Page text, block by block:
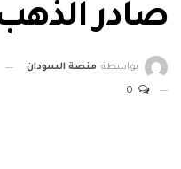
صادر الذهب في
بواسطة منصة السودان